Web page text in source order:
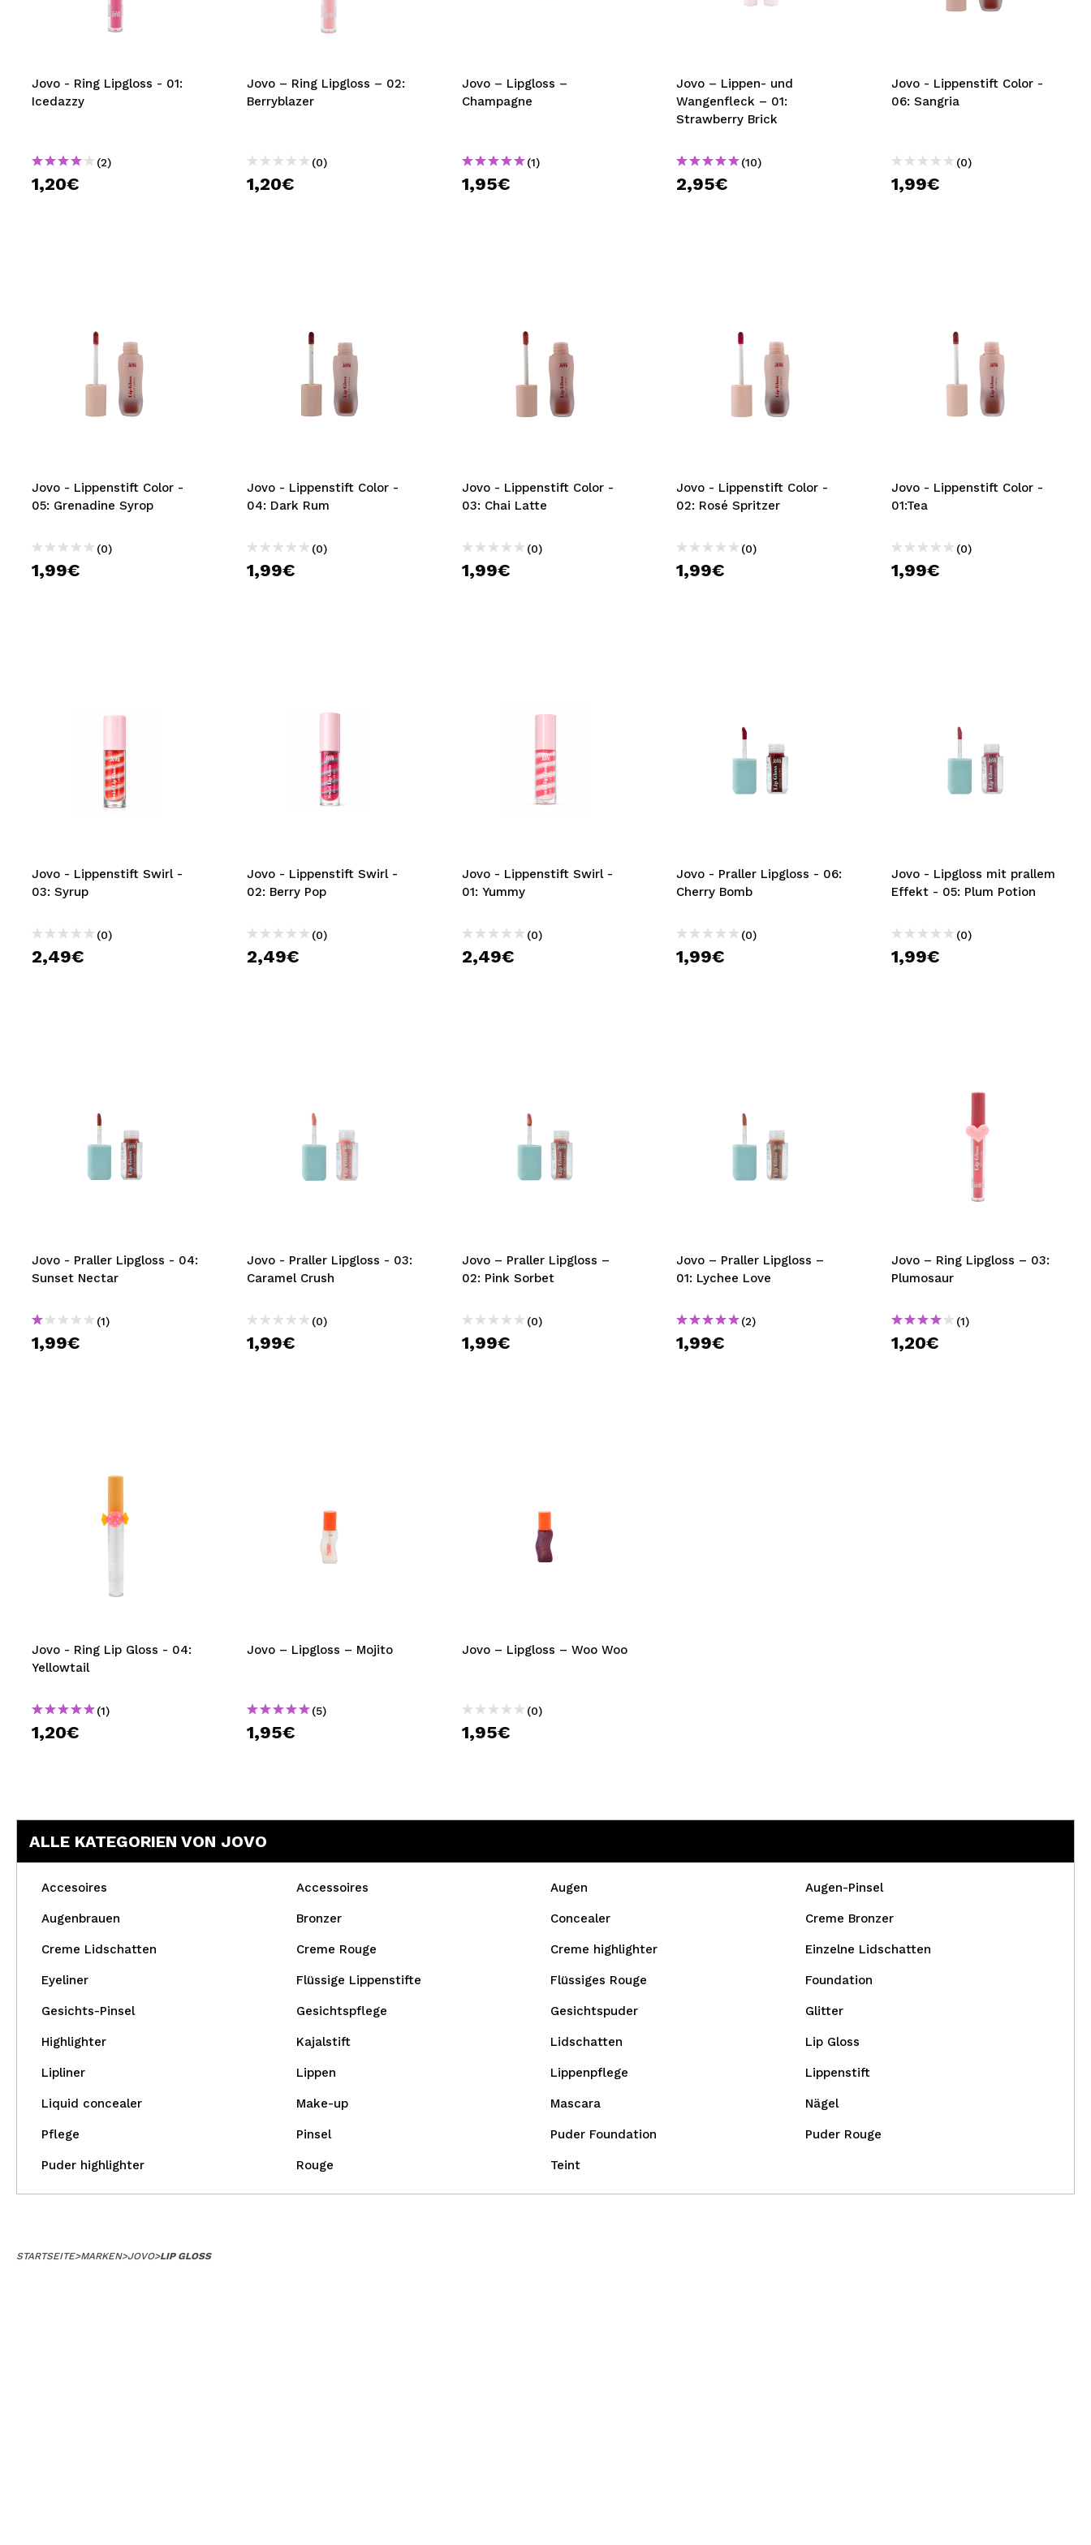
MAQUIFARMA
TRAVEL SIZE
NATURE
SPECIALS
bisherigen Vorgänge einsehen.
BENUTZERKONTO ERSTELLEN
Jovo - Ring Lipgloss - 01:
Icedazzy
(2)
1,20€
Jovo – Ring Lipgloss – 02:
Berryblazer
(0)
1,20€
Jovo – Lipgloss –
Champagne
(1)
1,95€
Jovo – Lippen- und
Wangenfleck – 01:
Strawberry Brick
(10)
2,95€
Jovo - Lippenstift Color -
06: Sangria
(0)
1,99€
Jovo - Lippenstift Color -
05: Grenadine Syrop
(0)
1,99€
Jovo - Lippenstift Color -
04: Dark Rum
(0)
1,99€
Jovo - Lippenstift Color -
03: Chai Latte
(0)
1,99€
Jovo - Lippenstift Color -
02: Rosé Spritzer
(0)
1,99€
Jovo - Lippenstift Color -
01:Tea
(0)
1,99€
Jovo - Lippenstift Swirl -
03: Syrup
(0)
2,49€
Jovo - Lippenstift Swirl -
02: Berry Pop
(0)
2,49€
Jovo - Lippenstift Swirl -
01: Yummy
(0)
2,49€
Jovo - Praller Lipgloss - 06:
Cherry Bomb
(0)
1,99€
Jovo - Lipgloss mit prallem
Effekt - 05: Plum Potion
(0)
1,99€
Jovo - Praller Lipgloss - 04:
Sunset Nectar
(1)
1,99€
Jovo - Praller Lipgloss - 03:
Caramel Crush
(0)
1,99€
Jovo – Praller Lipgloss –
02: Pink Sorbet
(0)
1,99€
Jovo – Praller Lipgloss –
01: Lychee Love
(2)
1,99€
Jovo – Ring Lipgloss – 03:
Plumosaur
(1)
1,20€
Jovo - Ring Lip Gloss - 04:
Yellowtail
(1)
1,20€
Jovo – Lipgloss – Mojito
(5)
1,95€
Jovo – Lipgloss – Woo Woo
(0)
1,95€
ALLE KATEGORIEN VON JOVO
Accesoires Accessoires Augen Augen-Pinsel
Augenbrauen Bronzer Concealer Creme Bronzer
Creme Lidschatten Creme Rouge Creme highlighter Einzelne Lidschatten
Eyeliner Flüssige Lippenstifte Flüssiges Rouge Foundation
Gesichts-Pinsel Gesichtspflege Gesichtspuder Glitter
Highlighter Kajalstift Lidschatten Lip Gloss
Lipliner Lippen Lippenpflege Lippenstift
Liquid concealer Make-up Mascara Nägel
Pflege Pinsel Puder Foundation Puder Rouge
Puder highlighter Rouge Teint
STARTSEITE>MARKEN>JOVO>LIP GLOSS